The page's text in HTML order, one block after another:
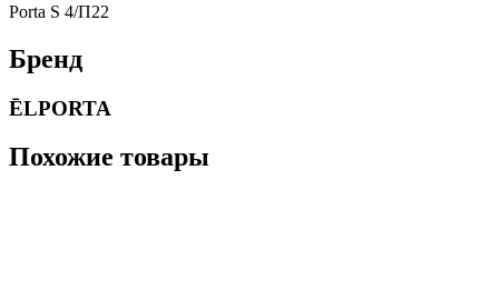
Porta S 4/П22
Бренд
ĒLPORTA
Похожие товары